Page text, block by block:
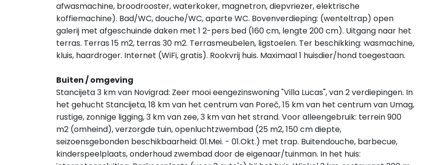
afwasmachine, broodrooster, waterkoker, magnetron, diepvriezer, elektrische
koffiemachine). Bad/WC, douche/WC, aparte WC. Bovenverdieping: (wenteltrap) open
galerij met afgeschuinde daken met 1 2-pers bed (160 cm, lengte 200 cm). Uitgang naar het
terras. Terras 15 m2, terras 30 m2. Terrasmeubelen, ligstoelen. Ter beschikking: wasmachine,
kluis, haardroger. Internet (WiFi, gratis). Rookvrij huis. Maximaal 1 huisdier/hond toegestaan.
Buiten / omgeving
Stancijeta 3 km van Novigrad: Zeer mooi eengezinswoning "Villa Lucas", van 2 verdiepingen. In
het gehucht Stancijeta, 18 km van het centrum van Poreč, 15 km van het centrum van Umag,
rustige, zonnige ligging, 3 km van zee, 3 km van het strand. Voor alleengebruik: terrein 900
m2 (omheind), verzorgde tuin, openluchtzwembad (25 m2, 150 cm diepte,
seizoensgebonden beschikbaarheid: 01.Mei. - 01.Okt.) met trap. Buitendouche, barbecue,
kinderspeelplaats, onderhoud zwembad door de eigenaar/tuinman. In het huis: